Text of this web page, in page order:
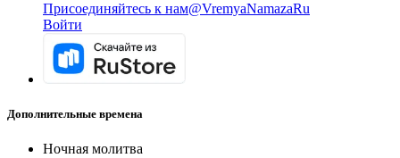
Присоединяйтесь к нам@VremyaNamazaRu
Войти
Дополнительные времена
Ночная молитва